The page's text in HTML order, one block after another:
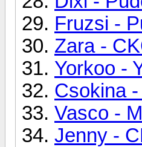
Fruzsi -
Zara -
Yorkoo -
Csokina
Vasco -
Jenny -